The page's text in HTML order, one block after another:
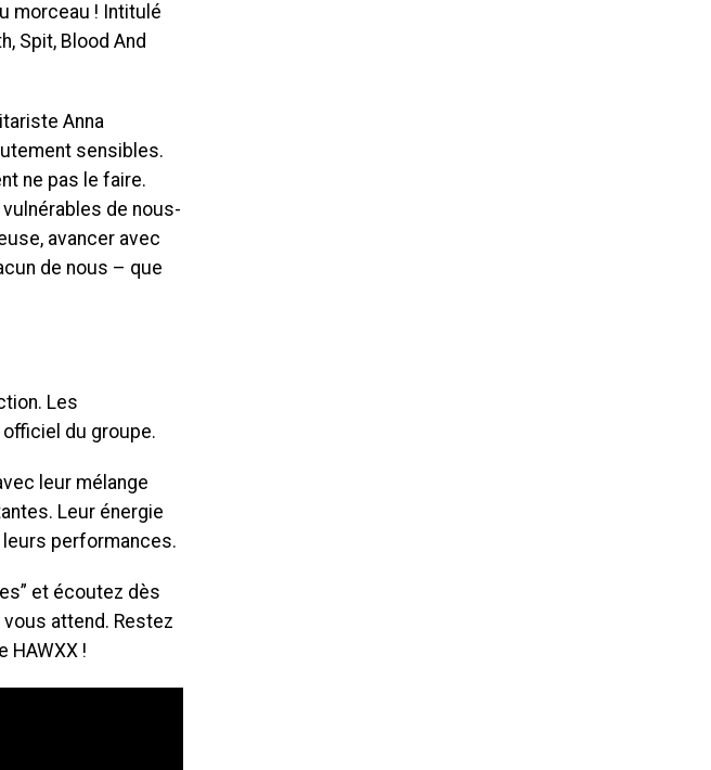
morceau ! Intitulé
Spit, Blood And
Anna
sensibles.
ne pas le faire.
de nous-
avancer avec
de nous – que
Les
du groupe.
leur mélange
Leur énergie
performances.
et écoutez dès
attend. Restez
HAWXX !